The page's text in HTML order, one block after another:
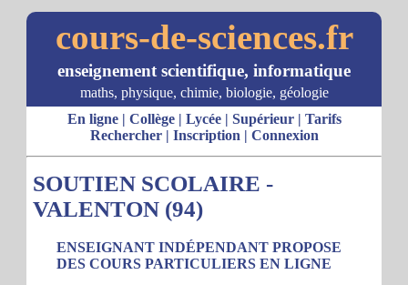
cours-de-sciences.fr
enseignement scientifique, informatique
maths, physique, chimie, biologie, géologie
En ligne| Collège| Lycée| Supérieur| Tarifs
Rechercher| Inscription | Connexion
SOUTIEN SCOLAIRE -
VALENTON (94)
ENSEIGNANT INDÉPENDANT PROPOSE
DES COURS PARTICULIERS EN LIGNE